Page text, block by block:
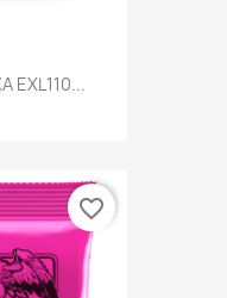
EXL110...
favorite_border